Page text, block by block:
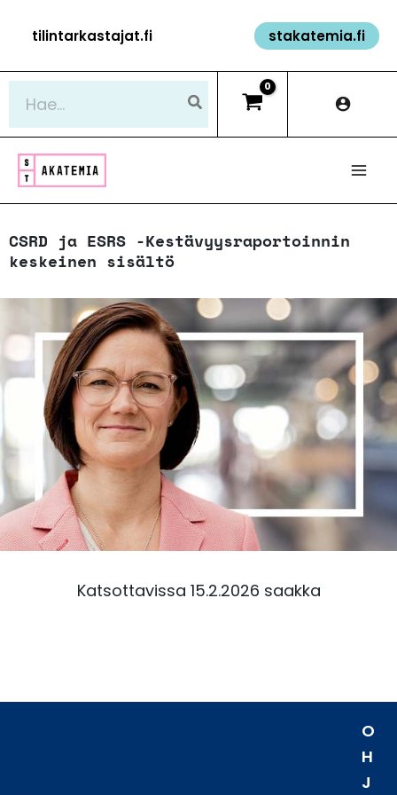
sisältöön
tilintarkastajat.fi stakatemia.fi
CSRD ja ESRS -Kestävyysraportoinnin
keskeinen sisältö
Katsottavissa 15.2.2026 saakka
O
H
J